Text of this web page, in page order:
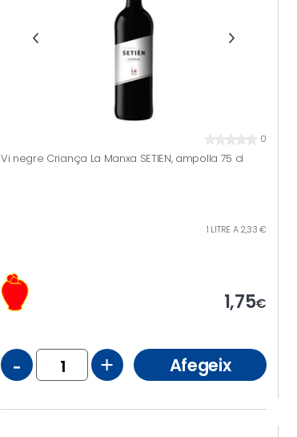
0
Vi negre Criança La Manxa SETIEN, ampolla 75 cl
1 LITRE A 2,33 €
1,75€
- + Afegeix